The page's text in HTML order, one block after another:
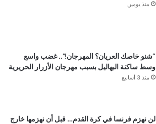
منذ يومين
“شنو خاصك العريان؟ المهرجان!”.. غضب واسع
وسط ساكنة البهاليل بسبب مهرجان الأزرار الحريرية
منذ 3 أسابيع
لن نهزم فرنسا في كرة القدم… قبل أن نهزمها خارج